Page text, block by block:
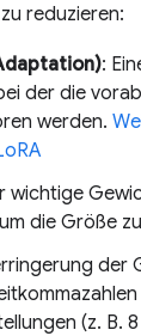
reduzieren:
:
der die
werden.
wichtige
die Größe
der
(z. B. 8